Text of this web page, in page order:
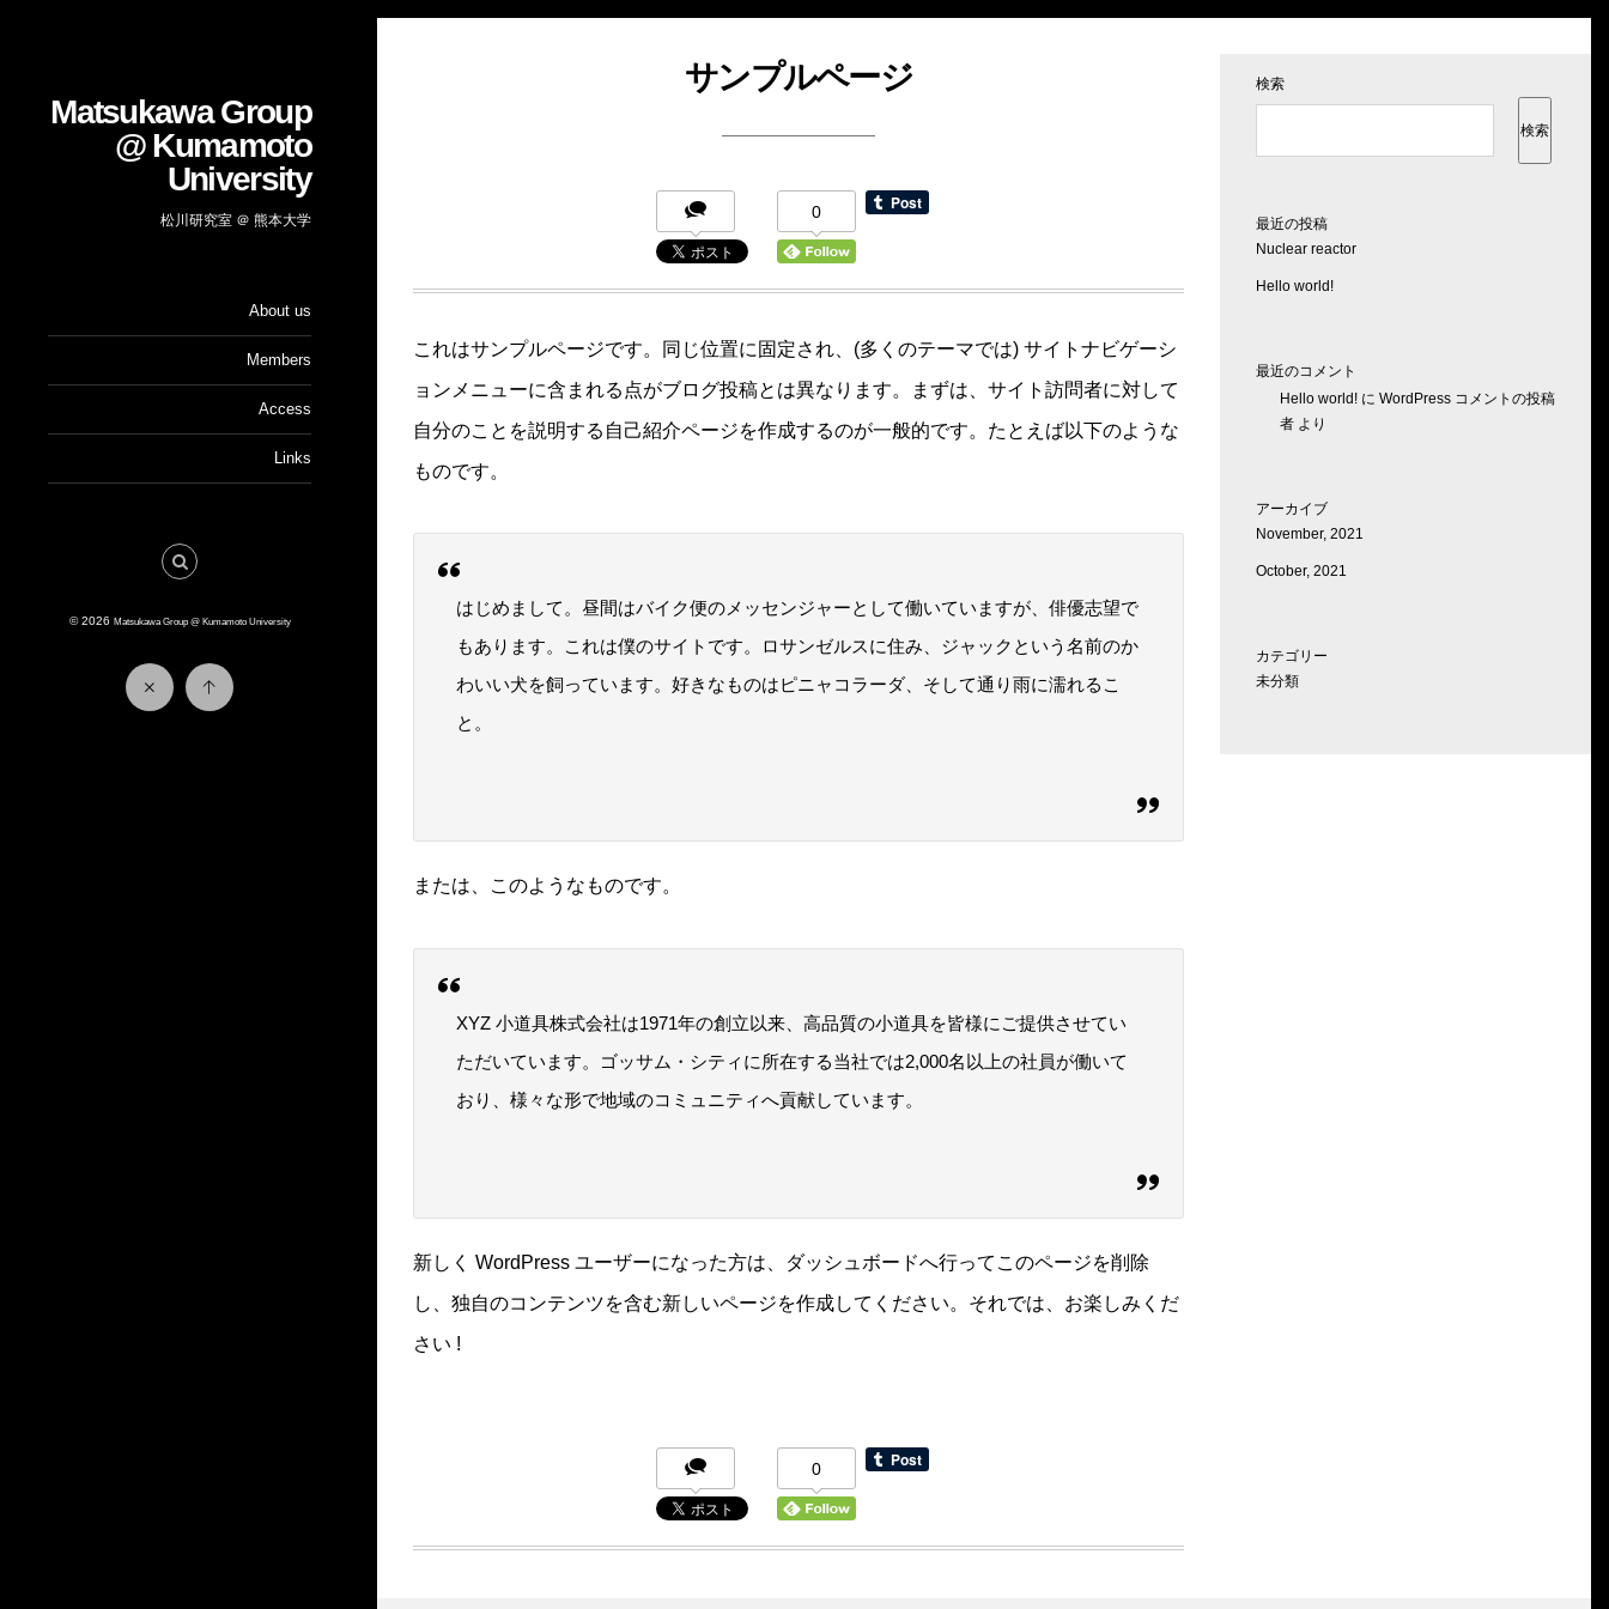
Matsukawa Group
@ Kumamoto
University
松川研究室 ＠ 熊本大学
About us
Members
Access
Links
© 2026 Matsukawa Group @ Kumamoto University
サンプルページ
0
これはサンプルページです。同じ位置に固定され、(多くのテーマでは) サイトナビゲーシ
ョンメニューに含まれる点がブログ投稿とは異なります。まずは、サイト訪問者に対して
自分のことを説明する自己紹介ページを作成するのが一般的です。たとえば以下のような
ものです。
はじめまして。昼間はバイク便のメッセンジャーとして働いていますが、俳優志望で
もあります。これは僕のサイトです。ロサンゼルスに住み、ジャックという名前のか
わいい犬を飼っています。好きなものはピニャコラーダ、そして通り雨に濡れるこ
と。
または、このようなものです。
XYZ 小道具株式会社は1971年の創立以来、高品質の小道具を皆様にご提供させてい
ただいています。ゴッサム・シティに所在する当社では2,000名以上の社員が働いて
おり、様々な形で地域のコミュニティへ貢献しています。
新しく WordPress ユーザーになった方は、 ダッシュボードへ行ってこのページを削除
し、独自のコンテンツを含む新しいページを作成してください。それでは、お楽しみくだ
さい !
0
検索
検索
最近の投稿
Nuclear reactor
Hello world!
最近のコメント
Hello world! に WordPress コメントの投稿
者 より
アーカイブ
November, 2021
October, 2021
カテゴリー
未分類